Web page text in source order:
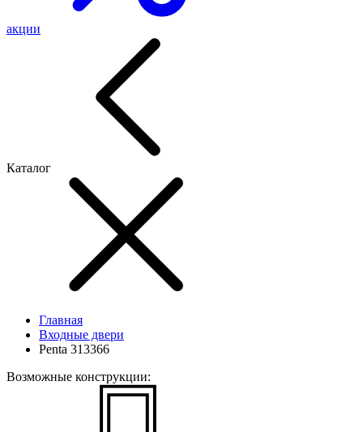
акции
Каталог
Главная
Входные двери
Penta 313366
Возможные конструкции: